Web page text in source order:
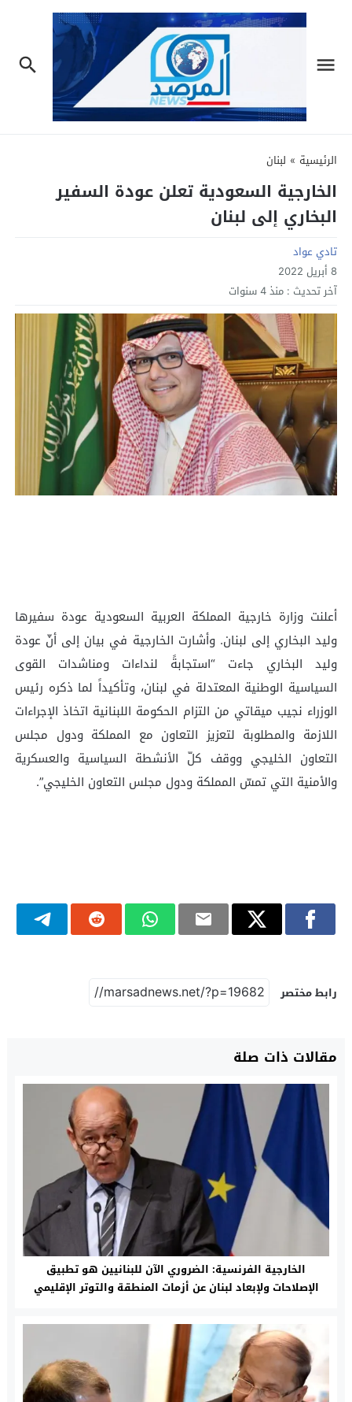
الرئيسية » لبنان
الخارجية السعودية تعلن عودة السفير
البخاري إلى لبنان
تادي عواد
8 أبريل 2022
آخر تحديث : منذ 4 سنوات
أعلنت وزارة خارجية المملكة العربية السعودية عودة سفيرها
وليد البخاري إلى لبنان. وأشارت الخارجية في بيان إلى أنّ عودة
وليد البخاري جاءت “استجابةً لنداءات ومناشدات القوى
السياسية الوطنية المعتدلة في لبنان، وتأكيداً لما ذكره رئيس
الوزراء نجيب ميقاتي من التزام الحكومة اللبنانية اتخاذ الإجراءات
اللازمة والمطلوبة لتعزيز التعاون مع المملكة ودول مجلس
التعاون الخليجي ووقف كلّ الأنشطة السياسية والعسكرية
والأمنية التي تمسّ المملكة ودول مجلس التعاون الخليجي”.
رابط مختصر
مقالات ذات صلة
الخارجية الفرنسية: الضروري الآن للبنانيين هو تطبيق
الإصلاحات ولإبعاد لبنان عن أزمات المنطقة والتوتر الإقليمي